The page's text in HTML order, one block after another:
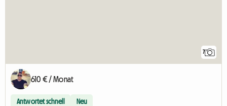
7
610 € / Monat
Antwortet schnell Neu